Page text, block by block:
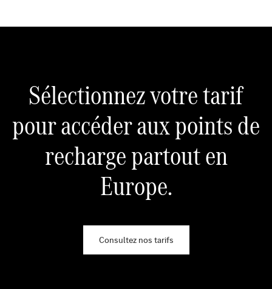
Sélectionnez votre tarif
pour accéder aux points de
recharge partout en
Europe.
Consultez nos tarifs